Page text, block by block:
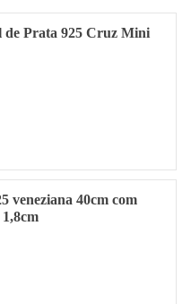
Prata 925 Cruz Mini
veneziana 40cm com